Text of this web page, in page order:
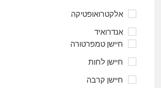
אלקטרואופטיקה
אנדרואיד
חיישן טמפרטורה
חיישן לחות
חיישן קרבה